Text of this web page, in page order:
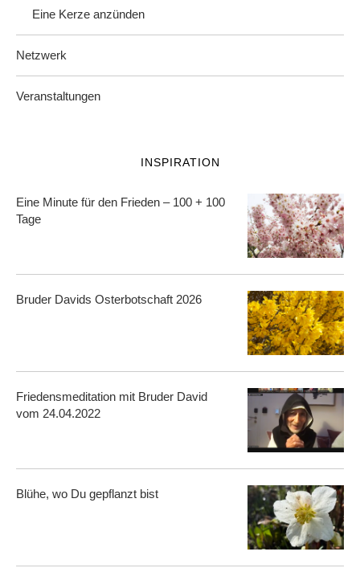
Eine Kerze anzünden
Netzwerk
Veranstaltungen
INSPIRATION
Eine Minute für den Frieden – 100 + 100
Tage
Bruder Davids Osterbotschaft 2026
Friedensmeditation mit Bruder David
vom 24.04.2022
Blühe, wo Du gepflanzt bist